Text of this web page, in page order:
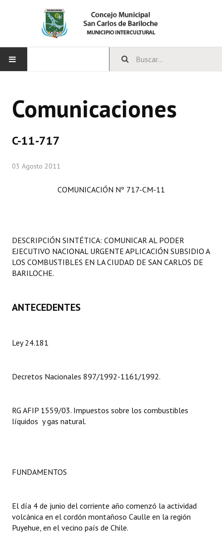
CONCEJO
Comisiones Permanentes
Comisiones Especiales
LEGISLACIÓN
Constitución Nacional
Reglamento Interno
Organigrama
Informes de Gestión
Informes de Unidad Coordinadora
Ejecución Presupuestaria
Comunicaciones
C-11-717
03 Agosto 2011
COMUNICACIÓN Nº 717-CM-11
DESCRIPCIÓN SINTÉTICA: COMUNICAR AL PODER
EJECUTIVO NACIONAL URGENTE APLICACIÓN SUBSIDIO A
LOS COMBUSTIBLES EN LA CIUDAD DE SAN CARLOS DE
BARILOCHE.
ANTECEDENTES
Ley 24.181
Decretos Nacionales 897/1992-1161/1992.
RG AFIP 1559/03. Impuestos sobre los combustibles
líquidos y gas natural.
FUNDAMENTOS
El día 4 de junio del corriente año comenzó la actividad
volcánica en el cordón montañoso Caulle en la región
Puyehue, en el vecino país de Chile.